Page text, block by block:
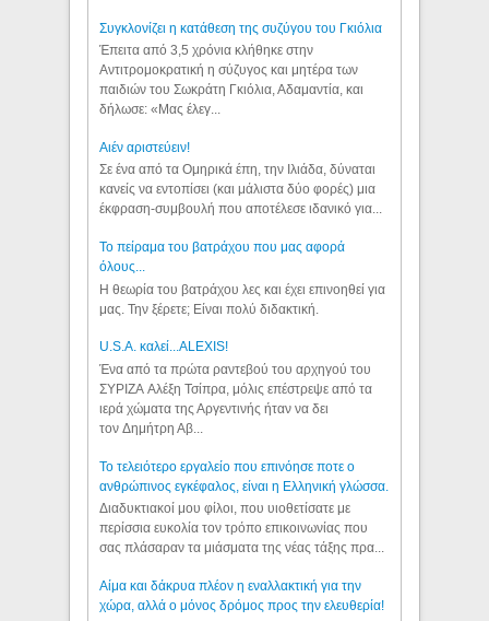
Συγκλονίζει η κατάθεση της συζύγου του Γκιόλια
Έπειτα από 3,5 χρόνια κλήθηκε στην
Αντιτρομοκρατική η σύζυγος και μητέρα των
παιδιών του Σωκράτη Γκιόλια, Αδαμαντία, και
δήλωσε: «Μας έλεγ...
Aιέν αριστεύειν!
Σε ένα από τα Ομηρικά έπη, την Ιλιάδα, δύναται
κανείς να εντοπίσει (και μάλιστα δύο φορές) μια
έκφραση-συμβουλή που αποτέλεσε ιδανικό για...
Το πείραμα του βατράχου που μας αφορά
όλους...
Η θεωρία του βατράχου λες και έχει επινοηθεί για
μας. Την ξέρετε; Είναι πολύ διδακτική.
U.S.A. καλεί...ALEXIS!
Ένα από τα πρώτα ραντεβού του αρχηγού του
ΣΥΡΙΖΑ Αλέξη Τσίπρα, μόλις επέστρεψε από τα
ιερά χώματα της Αργεντινής ήταν να δει
τον Δημήτρη Αβ...
Το τελειότερο εργαλείο που επινόησε ποτε ο
ανθρώπινος εγκέφαλος, είναι η Ελληνική γλώσσα.
Διαδυκτιακοί μου φίλοι, που υιοθετίσατε με
περίσσια ευκολία τον τρόπο επικοινωνίας που
σας πλάσαραν τα μιάσματα της νέας τάξης πρα...
Αίμα και δάκρυα πλέον η εναλλακτική για την
χώρα, αλλά ο μόνος δρόμος προς την ελευθερία!